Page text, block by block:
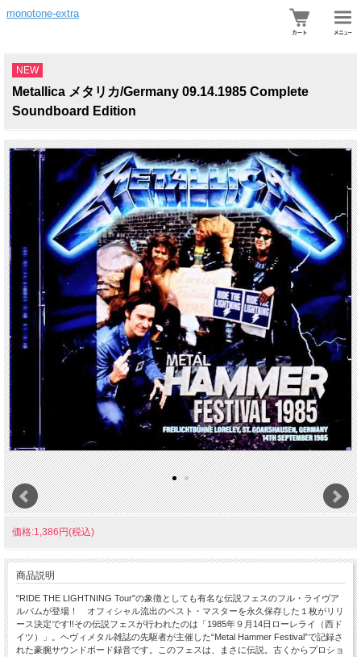
monotone-extra
NEW
Metallica メタリカ/Germany 09.14.1985 Complete
Soundboard Edition
価格:1,386円(税込)
商品説明
"RIDE THE LIGHTNING Tour"の象徴としても有名な伝説フェスのフル・ライヴア
ルバムが登場！ オフィシャル流出のベスト・マスターを永久保存した１枚がリリ
ース決定です!!その伝説フェスが行われたのは「1985年９月14日ローレライ（西ド
イツ）」。ヘヴィメタル雑誌の先駆者が主催した“Metal Hammer Festival”で記録さ
れた豪腕サウンドボード録音です。このフェスは、まさに伝説。古くからプロショ